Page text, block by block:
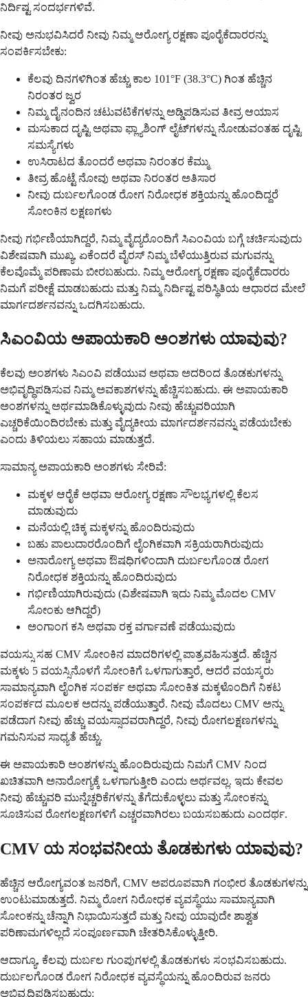
ನಿರ್ದಿಷ್ಟ ಸಂದರ್ಭಗಳಿವೆ.
ನೀವು ಅನುಭವಿಸಿದರೆ ನೀವು ನಿಮ್ಮ ಆರೋಗ್ಯ ರಕ್ಷಣಾ ಪೂರೈಕೆದಾರರನ್ನು
ಸಂಪರ್ಕಿಸಬೇಕು:
ಕೆಲವು ದಿನಗಳಿಗಿಂತ ಹೆಚ್ಚು ಕಾಲ 101°F (38.3°C) ಗಿಂತ ಹೆಚ್ಚಿನ
ನಿರಂತರ ಜ್ವರ
ನಿಮ್ಮ ದೈನಂದಿನ ಚಟುವಟಿಕೆಗಳನ್ನು ಅಡ್ಡಿಪಡಿಸುವ ತೀವ್ರ ಆಯಾಸ
ಮಸುಕಾದ ದೃಷ್ಟಿ ಅಥವಾ ಫ್ಲ್ಯಾಶಿಂಗ್ ಲೈಟ್‌ಗಳನ್ನು ನೋಡುವಂತಹ ದೃಷ್ಟಿ
ಸಮಸ್ಯೆಗಳು
ಉಸಿರಾಟದ ತೊಂದರೆ ಅಥವಾ ನಿರಂತರ ಕೆಮ್ಮು
ತೀವ್ರ ಹೊಟ್ಟೆ ನೋವು ಅಥವಾ ನಿರಂತರ ಅತಿಸಾರ
ನೀವು ದುರ್ಬಲಗೊಂಡ ರೋಗ ನಿರೋಧಕ ಶಕ್ತಿಯನ್ನು ಹೊಂದಿದ್ದರೆ
ಸೋಂಕಿನ ಲಕ್ಷಣಗಳು
ನೀವು ಗರ್ಭಿಣಿಯಾಗಿದ್ದರೆ, ನಿಮ್ಮ ವೈದ್ಯರೊಂದಿಗೆ ಸಿಎಂವಿಯ ಬಗ್ಗೆ ಚರ್ಚಿಸುವುದು
ವಿಶೇಷವಾಗಿ ಮುಖ್ಯ, ಏಕೆಂದರೆ ವೈರಸ್ ನಿಮ್ಮ ಬೆಳೆಯುತ್ತಿರುವ ಮಗುವನ್ನು
ಕೆಲವೊಮ್ಮೆ ಪರಿಣಾಮ ಬೀರಬಹುದು. ನಿಮ್ಮ ಆರೋಗ್ಯ ರಕ್ಷಣಾ ಪೂರೈಕೆದಾರರು
ನಿಮಗೆ ಪರೀಕ್ಷೆ ಮಾಡಬಹುದು ಮತ್ತು ನಿಮ್ಮ ನಿರ್ದಿಷ್ಟ ಪರಿಸ್ಥಿತಿಯ ಆಧಾರದ ಮೇಲೆ
ಮಾರ್ಗದರ್ಶನವನ್ನು ಒದಗಿಸಬಹುದು.
ಸಿಎಂವಿಯ ಅಪಾಯಕಾರಿ ಅಂಶಗಳು ಯಾವುವು?
ಕೆಲವು ಅಂಶಗಳು ಸಿಎಂವಿ ಪಡೆಯುವ ಅಥವಾ ಅದರಿಂದ ತೊಡಕುಗಳನ್ನು
ಅಭಿವೃದ್ಧಿಪಡಿಸುವ ನಿಮ್ಮ ಅವಕಾಶಗಳನ್ನು ಹೆಚ್ಚಿಸಬಹುದು. ಈ ಅಪಾಯಕಾರಿ
ಅಂಶಗಳನ್ನು ಅರ್ಥಮಾಡಿಕೊಳ್ಳುವುದು ನೀವು ಹೆಚ್ಚುವರಿಯಾಗಿ
ಎಚ್ಚರಿಕೆಯಿಂದಿರಬೇಕು ಮತ್ತು ವೈದ್ಯಕೀಯ ಮಾರ್ಗದರ್ಶನವನ್ನು ಪಡೆಯಬೇಕು
ಎಂದು ತಿಳಿಯಲು ಸಹಾಯ ಮಾಡುತ್ತದೆ.
ಸಾಮಾನ್ಯ ಅಪಾಯಕಾರಿ ಅಂಶಗಳು ಸೇರಿವೆ:
ಮಕ್ಕಳ ಆರೈಕೆ ಅಥವಾ ಆರೋಗ್ಯ ರಕ್ಷಣಾ ಸೌಲಭ್ಯಗಳಲ್ಲಿ ಕೆಲಸ
ಮಾಡುವುದು
ಮನೆಯಲ್ಲಿ ಚಿಕ್ಕ ಮಕ್ಕಳನ್ನು ಹೊಂದಿರುವುದು
ಬಹು ಪಾಲುದಾರರೊಂದಿಗೆ ಲೈಂಗಿಕವಾಗಿ ಸಕ್ರಿಯರಾಗಿರುವುದು
ಅನಾರೋಗ್ಯ ಅಥವಾ ಔಷಧಿಗಳಿಂದಾಗಿ ದುರ್ಬಲಗೊಂಡ ರೋಗ
ನಿರೋಧಕ ಶಕ್ತಿಯನ್ನು ಹೊಂದಿರುವುದು
ಗರ್ಭಿಣಿಯಾಗಿರುವುದು (ವಿಶೇಷವಾಗಿ ಇದು ನಿಮ್ಮ ಮೊದಲ CMV
ಸೋಂಕು ಆಗಿದ್ದರೆ)
ಅಂಗಾಂಗ ಕಸಿ ಅಥವಾ ರಕ್ತ ವರ್ಗಾವಣೆ ಪಡೆಯುವುದು
ವಯಸ್ಸು ಸಹ CMV ಸೋಂಕಿನ ಮಾದರಿಗಳಲ್ಲಿ ಪಾತ್ರವಹಿಸುತ್ತದೆ. ಹೆಚ್ಚಿನ
ಮಕ್ಕಳು 5 ವಯಸ್ಸಿನೊಳಗೆ ಸೋಂಕಿಗೆ ಒಳಗಾಗುತ್ತಾರೆ, ಆದರೆ ವಯಸ್ಕರು
ಸಾಮಾನ್ಯವಾಗಿ ಲೈಂಗಿಕ ಸಂಪರ್ಕ ಅಥವಾ ಸೋಂಕಿತ ಮಕ್ಕಳೊಂದಿಗೆ ನಿಕಟ
ಸಂಪರ್ಕದ ಮೂಲಕ ಅದನ್ನು ಪಡೆಯುತ್ತಾರೆ. ನೀವು ಮೊದಲು CMV ಅನ್ನು
ಪಡೆದಾಗ ನೀವು ಹೆಚ್ಚು ವಯಸ್ಸಾದವರಾಗಿದ್ದರೆ, ನೀವು ರೋಗಲಕ್ಷಣಗಳನ್ನು
ಗಮನಿಸುವ ಸಾಧ್ಯತೆ ಹೆಚ್ಚು.
ಈ ಅಪಾಯಕಾರಿ ಅಂಶಗಳನ್ನು ಹೊಂದಿರುವುದು ನಿಮಗೆ CMV ನಿಂದ
ಖಚಿತವಾಗಿ ಅನಾರೋಗ್ಯಕ್ಕೆ ಒಳಗಾಗುತ್ತೀರಿ ಎಂದು ಅರ್ಥವಲ್ಲ. ಇದು ಕೇವಲ
ನೀವು ಹೆಚ್ಚುವರಿ ಮುನ್ನೆಚ್ಚರಿಕೆಗಳನ್ನು ತೆಗೆದುಕೊಳ್ಳಲು ಮತ್ತು ಸೋಂಕನ್ನು
ಸೂಚಿಸುವ ರೋಗಲಕ್ಷಣಗಳಿಗೆ ಎಚ್ಚರವಾಗಿರಲು ಬಯಸಬಹುದು ಎಂದರ್ಥ.
CMV ಯ ಸಂಭವನೀಯ ತೊಡಕುಗಳು ಯಾವುವು?
ಹೆಚ್ಚಿನ ಆರೋಗ್ಯವಂತ ಜನರಿಗೆ, CMV ಅಪರೂಪವಾಗಿ ಗಂಭೀರ ತೊಡಕುಗಳನ್ನು
ಉಂಟುಮಾಡುತ್ತದೆ. ನಿಮ್ಮ ರೋಗ ನಿರೋಧಕ ವ್ಯವಸ್ಥೆಯು ಸಾಮಾನ್ಯವಾಗಿ
ಸೋಂಕನ್ನು ಚೆನ್ನಾಗಿ ನಿಭಾಯಿಸುತ್ತದೆ ಮತ್ತು ನೀವು ಯಾವುದೇ ಶಾಶ್ವತ
ಪರಿಣಾಮಗಳಿಲ್ಲದೆ ಸಂಪೂರ್ಣವಾಗಿ ಚೇತರಿಸಿಕೊಳ್ಳುತ್ತೀರಿ.
ಆದಾಗ್ಯೂ, ಕೆಲವು ದುರ್ಬಲ ಗುಂಪುಗಳಲ್ಲಿ ತೊಡಕುಗಳು ಸಂಭವಿಸಬಹುದು.
ದುರ್ಬಲಗೊಂಡ ರೋಗ ನಿರೋಧಕ ವ್ಯವಸ್ಥೆಯನ್ನು ಹೊಂದಿರುವ ಜನರು
ಅಭಿವೃದ್ಧಿಪಡಿಸಬಹುದು: